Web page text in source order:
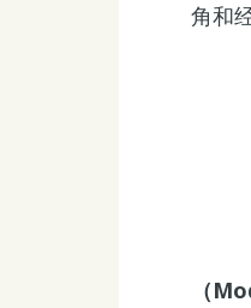
角和
（